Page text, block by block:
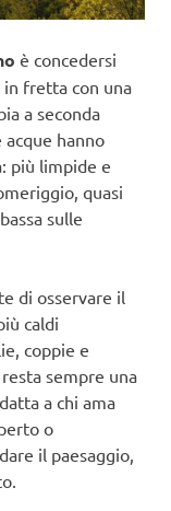
è concedersi
in fretta con una
a seconda
acque hanno
più limpide e
quasi
sulle
di osservare il
caldi
coppie e
sempre una
a chi ama
o
il paesaggio,